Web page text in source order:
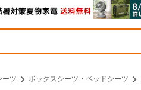
ーツ ボックスシーツ・ベッドシーツ